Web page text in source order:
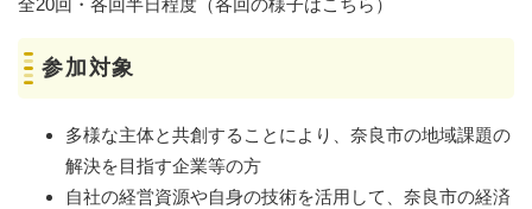
全20回・各回半日程度（各回の様子はこちら）
参加対象
多様な主体と共創することにより、奈良市の地域課題の
解決を目指す企業等の方
自社の経営資源や自身の技術を活用して、奈良市の経済